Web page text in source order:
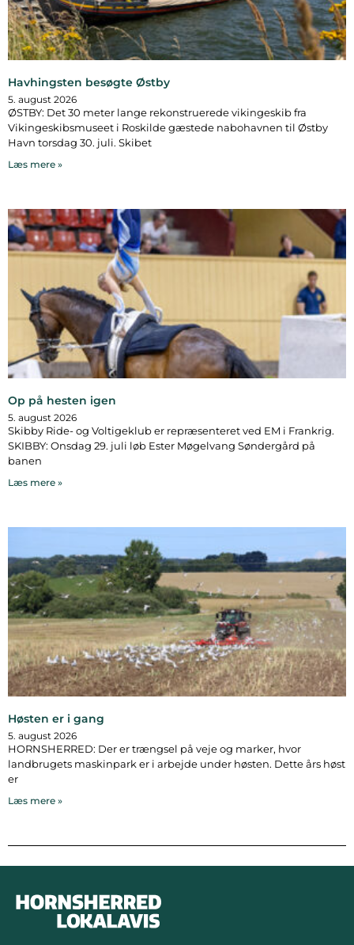
Havhingsten besøgte Østby
5. august 2026
ØSTBY: Det 30 meter lange rekonstruerede vikingeskib fra
Vikingeskibsmuseet i Roskilde gæstede nabohavnen til Østby
Havn torsdag 30. juli. Skibet
Læs mere »
Op på hesten igen
5. august 2026
Skibby Ride- og Voltigeklub er repræsenteret ved EM i Frankrig.
SKIBBY: Onsdag 29. juli løb Ester Møgelvang Søndergård på
banen
Læs mere »
Høsten er i gang
5. august 2026
HORNSHERRED: Der er trængsel på veje og marker, hvor
landbrugets maskinpark er i arbejde under høsten. Dette års høst
er
Læs mere »